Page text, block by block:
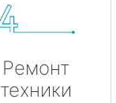
Ремонт
техники